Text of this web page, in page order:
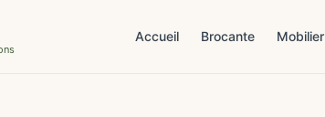
Accueil Brocante Mobilier